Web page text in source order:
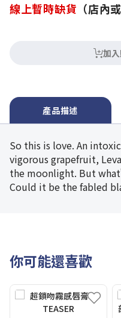
線上暫時缺貨 （店內
加
產品描述
So this is love. An
vigorous grapefruit,
the moonlight. But
Could it be the fabled
你可能還喜歡